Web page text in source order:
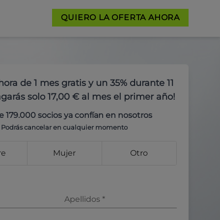
QUIERO LA OFERTA AHORA
de 1 mes gratis y un 35% durante 11
solo 17,00 € al mes el primer año!
179.000 socios ya confían en nosotros
Podrás cancelar en cualquier momento
Mujer Otro
Apellidos *